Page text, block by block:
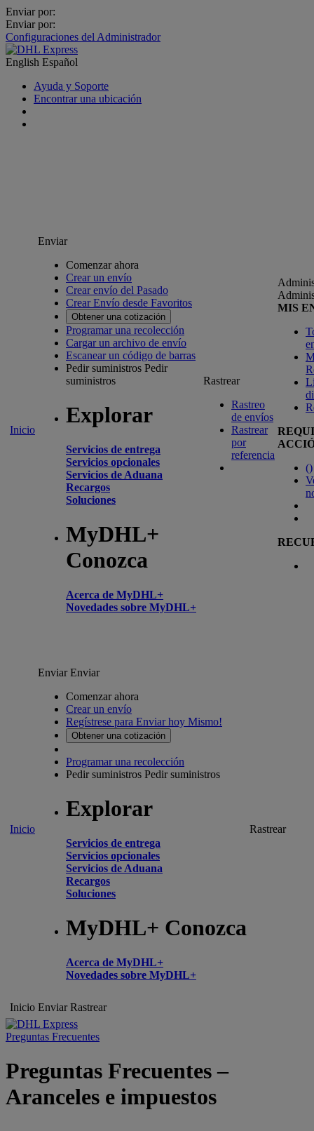
Enviar por:
Enviar por:
Configuraciones del Administrador
English Español
Ayuda y Soporte
Encontrar una ubicación
Inicio
Enviar
Comenzar ahora
Crear un envío
Crear envío del Pasado
Crear Envío desde Favoritos
Obtener una cotización
Programar una recolección
Cargar un archivo de envío
Escanear un código de barras
Pedir suministros Pedir
suministros
Explorar
Servicios de entrega
Servicios opcionales
Servicios de Aduana
Recargos
Soluciones
MyDHL+
Conozca
Acerca de MyDHL+
Novedades sobre MyDHL+
Rastrear
Rastreo
de envíos
Rastrear
por
referencia
MIS
()
Inicio
EnviarEnviar
Comenzar ahora
Crear un envío
Regístrese para Enviar hoy Mismo!
Obtener una cotización
Programar una recolección
Pedir suministros Pedir suministros
Explorar
Servicios de entrega
Servicios opcionales
Servicios de Aduana
Recargos
Soluciones
MyDHL+ Conozca
Acerca de MyDHL+
Novedades sobre MyDHL+
Rastrear
Inicio Enviar Rastrear
Preguntas Frecuentes
Preguntas Frecuentes –
Aranceles e impuestos